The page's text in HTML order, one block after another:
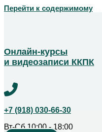
Позвоните чтобы получить
Перейти к содержимому
Онлайн-курсы
и видеозаписи ККПК
+7 (918) 030-66-30
Вт-Сб 10:00 - 18:00